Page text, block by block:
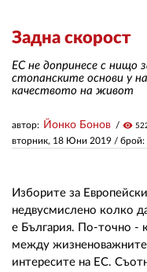
Задна скорост
ЕС не допринесе с нищо
стопанските основи у
качеството на живот
вторник, 18 Юни 2019 / брой:
автор: Йонко Бонов visibility
Изборите за
недвусмислено колко
е България. По-точно -
между жизненоважните
интересите на ЕС.